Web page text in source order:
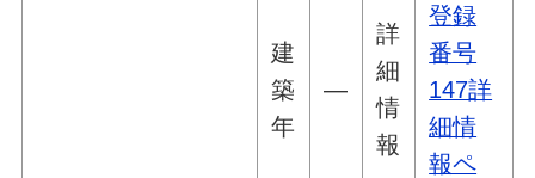
建
築
年
―
詳
細
情
報
登録
番号
147詳
細情
報ペ